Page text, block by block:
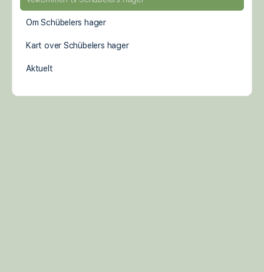
Om Schübelers hager
Kart over Schübelers hager
Aktuelt